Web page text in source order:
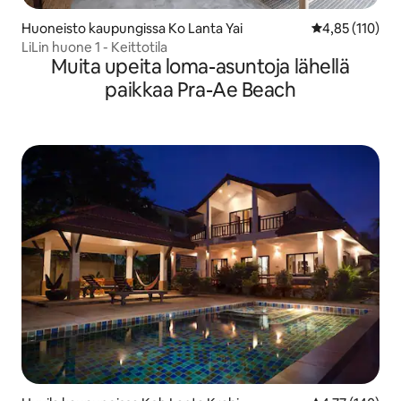
Huoneisto kaupungissa Ko Lanta Yai
4,85 (110)
LiLin huone 1 - Keittotila
Muita upeita loma-asuntoja lähellä
paikkaa Pra-Ae Beach